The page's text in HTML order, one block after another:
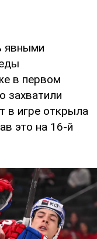
явными
в первом
захватили
в игре открыла
это на 16-й